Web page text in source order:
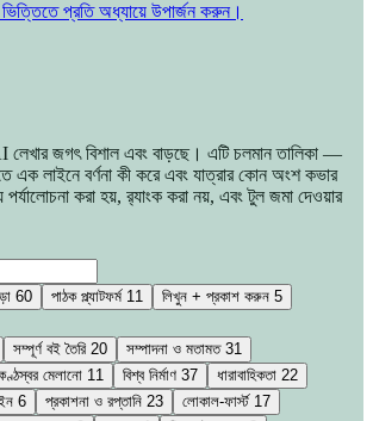
ভিত্তিতে প্রতি অধ্যায়ে উপার্জন করুন।
লেখার জগৎ বিশাল এবং বাড়ছে। এটি চলমান তালিকা —
এক লাইনে বর্ণনা কী করে এবং যাত্রার কোন অংশ কভার
করা হয়, র‍্যাংক করা নয়, এবং টুল জমা দেওয়ার
60 পাঠক প্ল্যাটফর্ম 11 লিখুন + প্রকাশ করুন 5
সম্পূর্ণ বই তৈরি 20 সম্পাদনা ও মতামত 31
মেলানো 11 বিশ্ব নির্মাণ 37 ধারাবাহিকতা 22
6 প্রকাশনা ও রপ্তানি 23 লোকাল-ফার্স্ট 17